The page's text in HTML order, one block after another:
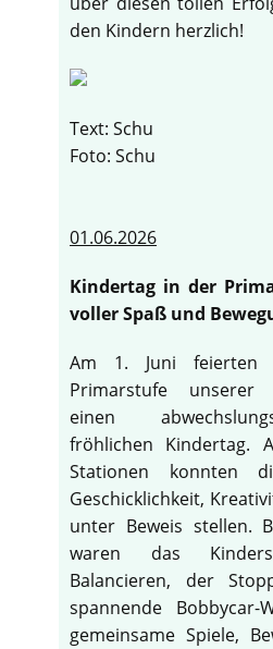
den Kindern herzlich!
Text: Schu
Foto: Schu
01.06.2026
Kindertag in der
voller Spaß und
Am 1. Juni feierten
Primarstufe unserer
einen
fröhlichen Kindertag.
Stationen konnten
Geschicklichkeit,
unter Beweis stellen.
waren das
Balancieren, der
spannende Bobbycar-
gemeinsame Spiele,